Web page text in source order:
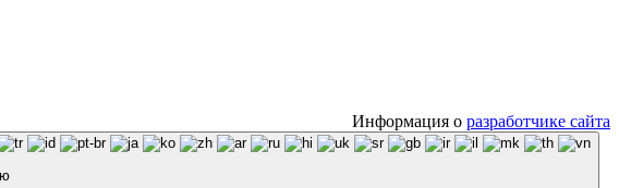
Информация о разработчике сайта